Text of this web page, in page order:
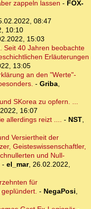
zappeln lassen - FOX-
08:47
10:10
15:03
Seit 40 Jahren beobachte
Erläuterungen
13:05
an den "Werte"-
- Griba,
SKorea zu opfern. ...
16:07
allerdings reizt .... - NST,
Versiertheit der
Geisteswissenschaftler,
und Null-
- el_mar, 26.02.2022,
für
- NegaPosi,